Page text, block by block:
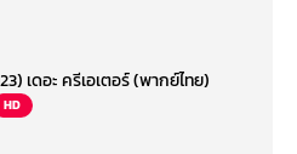
เดอะ ครีเอเตอร์ (พากย์ไทย)
HD